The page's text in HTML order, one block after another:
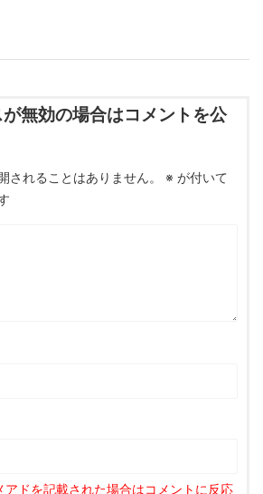
無効の場合はコメントを公
されることはありません。 ※ が付いて